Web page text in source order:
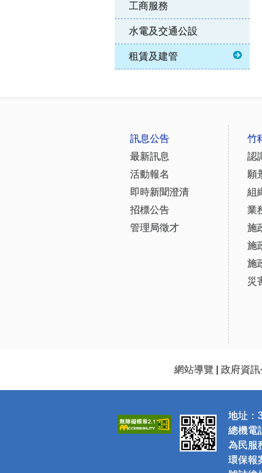
工商服務
水電及交通公設
租賃及建管
訊息公告
最新訊息
活動報名
即時新聞澄清
招標公告
管理局徵才
竹
認
願
組
業
施
施
施
災
網站導覽 政府資訊
地址：
總機電
為民服
環保報